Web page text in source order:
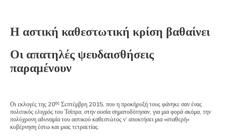
Η αστική καθεστωτική κρίση βαθαίνει
Οι απατηλές ψευδαισθήσεις
παραμένουν
Οι εκλογές της 20ης Σεπτέμβρη 2015, που η προκήρυξή τους φάνηκε σαν ένας
πολιτικός ελιγμός του Τσίπρα, στην ουσία σηματοδότησαν, για μια φορά ακόμα, την
πολύχρονη αδυναμία του αστικού καθεστώτος ν’ αποκτήσει μια «σταθερή»
κυβέρνηση έστω και μιας τετραετίας.